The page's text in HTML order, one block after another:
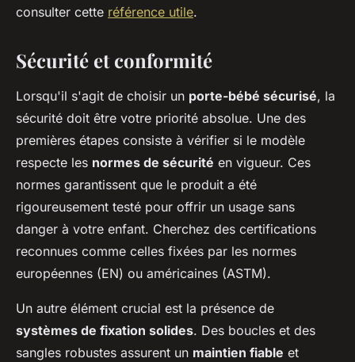
consulter cette référence utile.
Sécurité et conformité
Lorsqu'il s'agit de choisir un porte-bébé sécurisé, la
sécurité doit être votre priorité absolue. Une des
premières étapes consiste à vérifier si le modèle
respecte les normes de sécurité en vigueur. Ces
normes garantissent que le produit a été
rigoureusement testé pour offrir un usage sans
danger à votre enfant. Cherchez des certifications
reconnues comme celles fixées par les normes
européennes (EN) ou américaines (ASTM).
Un autre élément crucial est la présence de
systèmes de fixation solides. Des boucles et des
sangles robustes assurent un maintien fiable et